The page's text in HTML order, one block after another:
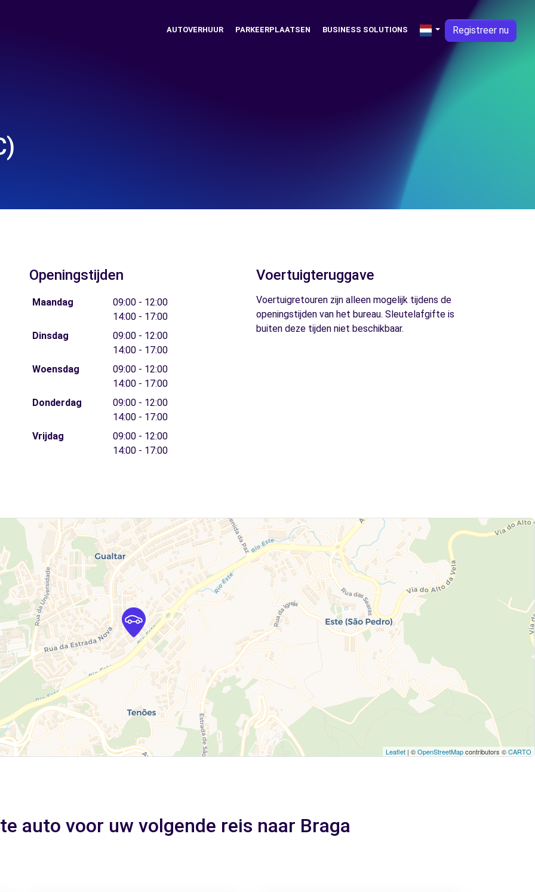
AUTOVERHUUR PARKEERPLAATSEN BUSINESS SOLUTIONS Registreer nu
Openingstijden
Maandag
09:00 - 12:00
14:00 - 17:00
Dinsdag
09:00 - 12:00
14:00 - 17:00
Woensdag
09:00 - 12:00
14:00 - 17:00
Donderdag
09:00 - 12:00
14:00 - 17:00
Vrijdag
09:00 - 12:00
14:00 - 17:00
Voertuigteruggave
Voertuigretouren zijn alleen mogelijk tijdens de
openingstijden van het bureau. Sleutelafgifte is
buiten deze tijden niet beschikbaar.
Leaflet | ©OpenStreetMapcontributors ©CARTO
auto voor uw volgende reis naar Braga